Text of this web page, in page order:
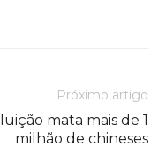
Próximo artigo
mata mais de 1
milhão de chineses